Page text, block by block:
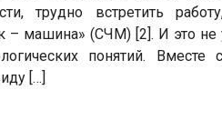
трудно встретить
– машина» (СЧМ) [2]. И это не
понятий. Вместе
[…]